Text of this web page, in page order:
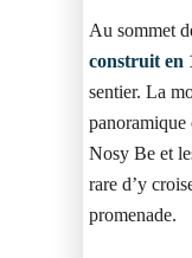
Au sommet
construit en
sentier. La
panoramique
Nosy Be et
rare d’y
promenade.